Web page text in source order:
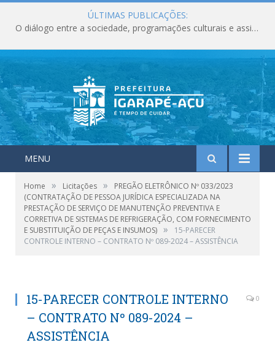
ÚLTIMAS PUBLICAÇÕES:
O diálogo entre a sociedade, programações culturais e assistência social deixam marcos importantes para o município em junho.
MENU
Home » Licitações »
PREGÃO ELETRÔNICO Nº 033/2023
(CONTRATAÇÃO DE PESSOA JURÍDICA ESPECIALIZADA NA
PRESTAÇÃO DE SERVIÇO DE MANUTENÇÃO PREVENTIVA E
CORRETIVA DE SISTEMAS DE REFRIGERAÇÃO, COM FORNECIMENTO
E SUBSTITUIÇÃO DE PEÇAS E INSUMOS) »
15-PARECER
CONTROLE INTERNO – CONTRATO Nº 089-2024 – ASSISTÊNCIA
15-PARECER CONTROLE INTERNO
– CONTRATO Nº 089-2024 –
ASSISTÊNCIA
0